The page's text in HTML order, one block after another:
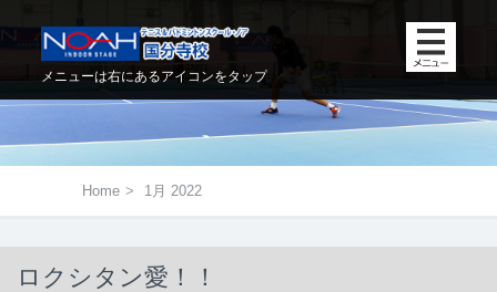
メニューは右にあるアイコンをタップ
Home > 1月 2022
ロクシタン愛！！